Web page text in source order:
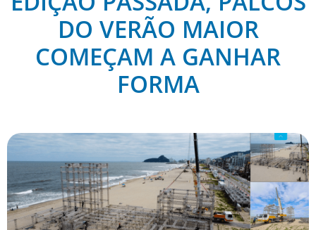
DO VERÃO MAIOR
COMEÇAM A GANHAR
FORMA